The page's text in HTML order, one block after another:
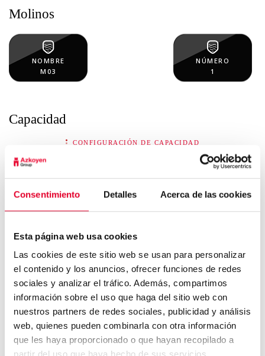
Consentimiento Detalles Acerca de las cookies
Esta página web usa cookies
Las cookies de este sitio web se usan para personalizar
el contenido y los anuncios, ofrecer funciones de redes
sociales y analizar el tráfico. Además, compartimos
información sobre el uso que haga del sitio web con
nuestros partners de redes sociales, publicidad y análisis
web, quienes pueden combinarla con otra información
que les haya proporcionado o que hayan recopilado a
Molinos
NOMBRE
M03
NÚMERO
1
Capacidad
CONFIGURACIÓN DE CAPACIDAD
Nº de tolvas de café en grano
Nº de tolvas de soluble3
Café en grano 1,2 Kg
Té 0,9 Kg
Leche soluble 1,4 Kg
Chocolate 1,4 Kg